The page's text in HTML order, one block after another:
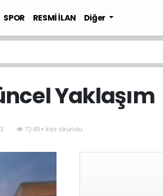
SPOR RESMİ İLAN Diğer
Yaklaşım
7249+ kez okundu.